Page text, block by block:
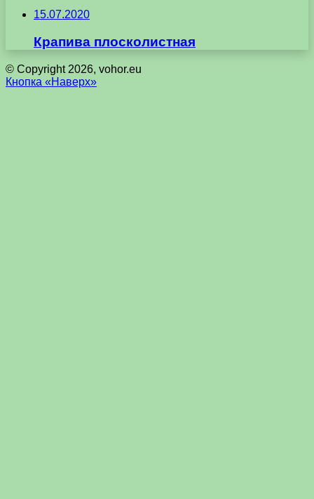
15.07.2020
Крапива плосколистная
© Copyright 2026, vohor.eu
Кнопка «Наверх»